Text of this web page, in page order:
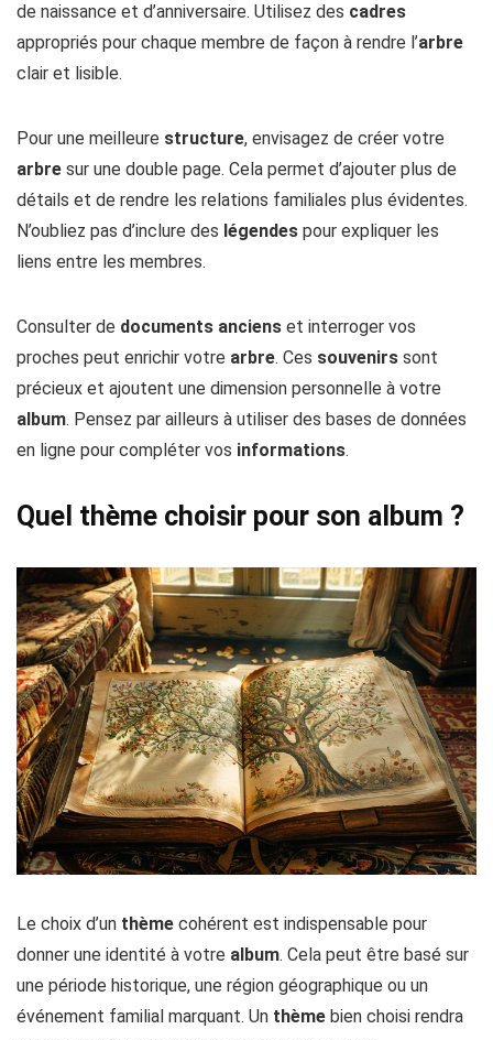
de naissance et d’anniversaire. Utilisez des cadres
appropriés pour chaque membre de façon à rendre l’arbre
clair et lisible.
Pour une meilleure structure, envisagez de créer votre
arbre sur une double page. Cela permet d’ajouter plus de
détails et de rendre les relations familiales plus évidentes.
N’oubliez pas d’inclure des légendes pour expliquer les
liens entre les membres.
Consulter de documents anciens et interroger vos
proches peut enrichir votre arbre. Ces souvenirs sont
précieux et ajoutent une dimension personnelle à votre
album. Pensez par ailleurs à utiliser des bases de données
en ligne pour compléter vos informations.
Quel thème choisir pour son album ?
Le choix d’un thème cohérent est indispensable pour
donner une identité à votre album. Cela peut être basé sur
une période historique, une région géographique ou un
événement familial marquant. Un thème bien choisi rendra